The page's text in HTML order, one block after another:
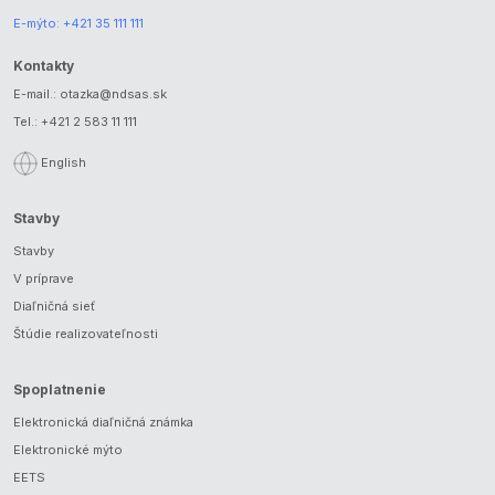
E-mýto: +421 35 111 111
Kontakty
E-mail.: otazka@ndsas.sk
Tel.: +421 2 583 11 111
English
Stavby
Stavby
V príprave
Diaľničná sieť
Štúdie realizovateľnosti
Spoplatnenie
Elektronická diaľničná známka
Elektronické mýto
EETS